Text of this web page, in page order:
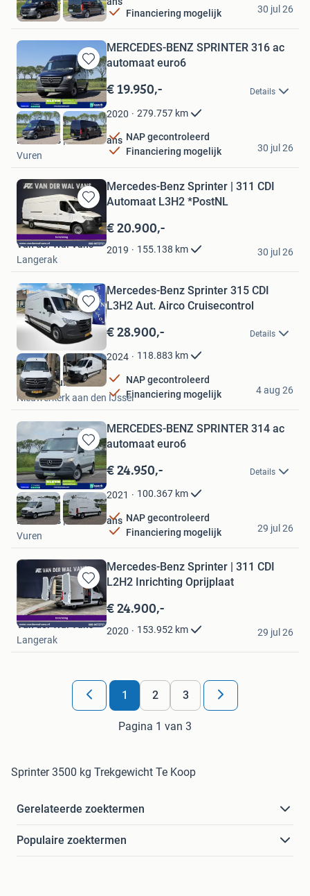
Financiering mogelijk
Vuren
30 jul 26
Bewaren
in
Mijn
Favorieten
MERCEDES-BENZ SPRINTER 316 ac
automaat euro6
€ 19.950,- Details
2020 279.757 km
NAP gecontroleerd
Financiering mogelijk
Bestelbus | KLEYN Vans
Vuren
30 jul 26
Bewaren
in
Mijn
Favorieten
Mercedes-Benz Sprinter | 311 CDI
Automaat L3H2 *PostNL
€ 20.900,-
2019 155.138 km
Van der Wal Vans
Langerak
30 jul 26
Bewaren
in
Mijn
Favorieten
Mercedes-Benz Sprinter 315 CDI
L3H2 Aut. Airco Cruisecontrol
€ 28.900,- Details
2024 118.883 km
NAP gecontroleerd
Financiering mogelijk
Autodebruin
Nieuwerkerk aan den IJssel
4 aug 26
Bewaren
in
Mijn
Favorieten
MERCEDES-BENZ SPRINTER 314 ac
automaat euro6
€ 24.950,- Details
2021 100.367 km
NAP gecontroleerd
Financiering mogelijk
Bestelbus | KLEYN Vans
Vuren
29 jul 26
Bewaren
in
Mijn
Favorieten
Mercedes-Benz Sprinter | 311 CDI
L2H2 Inrichting Oprijplaat
€ 24.900,-
2020 153.952 km
Van der Wal Vans
Langerak
29 jul 26
1 2 3
Pagina 1 van 3
Sprinter 3500 kg Trekgewicht Te Koop
Gerelateerde zoektermen
Populaire zoektermen